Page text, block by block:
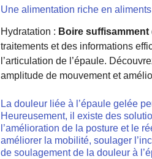
Une alimentation riche en
Hydratation : Boire
traitements et des informations
l’articulation de l’épaule.
amplitude de mouvement et
La douleur liée à l’épaule gelée
Heureusement, il existe des
l’amélioration de la posture et le
améliorer la mobilité, soulager
de soulagement de la douleur à